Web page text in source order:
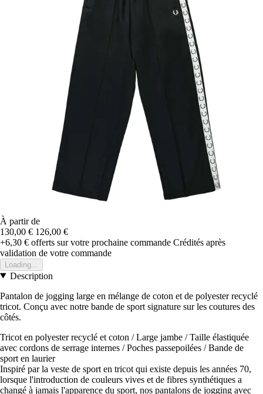
À partir de
130,00 € 126,00 €
+6,30 € offerts sur votre prochaine commande Crédités après
validation de votre commande
Loading...
Description
Pantalon de jogging large en mélange de coton et de polyester recyclé
tricot. Conçu avec notre bande de sport signature sur les coutures des
côtés.
Tricot en polyester recyclé et coton / Large jambe / Taille élastiquée
avec cordons de serrage internes / Poches passepoilées / Bande de
sport en laurier
Inspiré par la veste de sport en tricot qui existe depuis les années 70,
lorsque l'introduction de couleurs vives et de fibres synthétiques a
changé à jamais l'apparence du sport, nos pantalons de jogging avec